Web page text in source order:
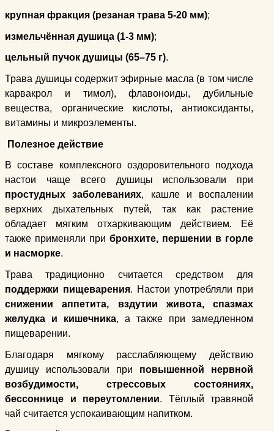
крупная фракция (резаная трава 5-20 мм);
измельчённая душица (1-3 мм);
цельный пучок душицы (65–75 г).
Трава душицы содержит эфирные масла (в том числе
карвакрол и тимол), флавоноиды, дубильные
вещества, органические кислоты, антиоксиданты,
витамины и микроэлементы.
Полезное действие
В составе комплексного оздоровительного подхода
настои чаще всего душицы использовали при
простудных заболеваниях, кашле и воспалении
верхних дыхательных путей, так как растение
обладает мягким отхаркивающим действием. Её
также применяли прибронхите, першении в горле
и насморке.
Трава традиционно считается средством для
поддержки пищеварения. Настои употребляли при
снижении аппетита, вздутии живота, спазмах
желудка и кишечника, а также при замедленном
пищеварении.
Благодаря мягкому расслабляющему действию
душицу использовали при повышенной нервной
возбудимости, стрессовых состояниях,
бессоннице и переутомлении. Тёплый травяной
чай считается успокаивающим напитком.